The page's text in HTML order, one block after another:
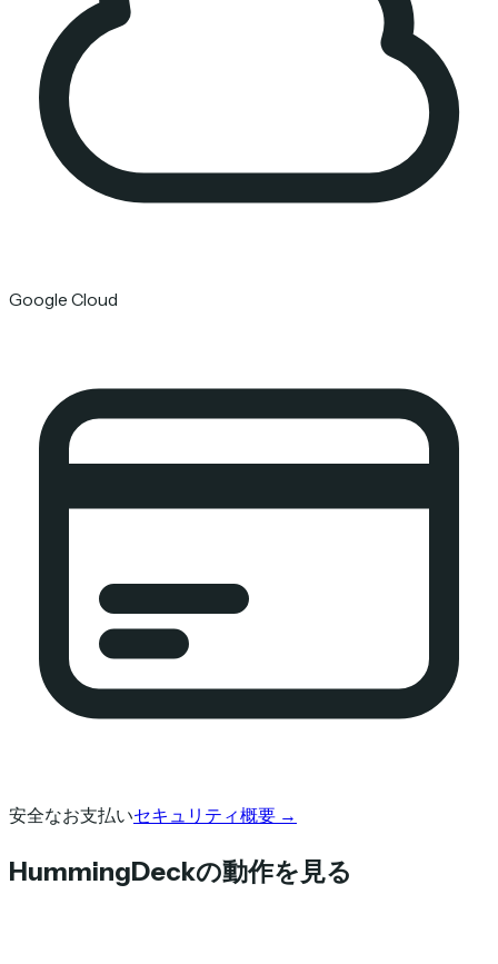
Google Cloud
安全なお支払いセキュリティ概要 →
HummingDeckの動作を見る